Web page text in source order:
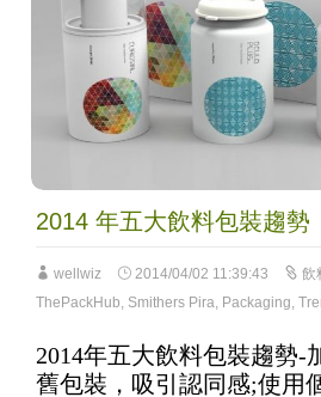
2014 年五大飲料包裝趨勢
wellwiz 2014/04/02 11:39:43 飲
ThePackHub, Smithers Pira, Packaging,
2014年五大飲料包裝趨勢-
舊包裝，吸引認同感;使用